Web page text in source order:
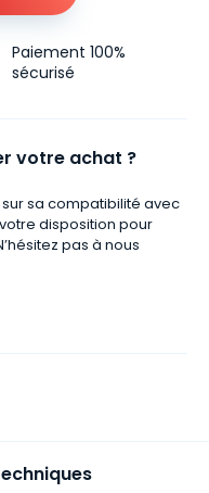
Paiement 100%
sécurisé
votre achat ?
sa compatibilité avec
disposition pour
pas à nous